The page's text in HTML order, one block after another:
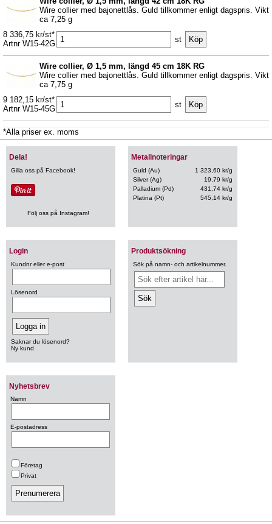
Wire collier med bajonettlås. Guld tillkommer enligt dagspris. Vikt
ca 7,25 g
8 336,75 kr/st*
Artnr W15-42G
st
Wire collier, Ø 1,5 mm, längd 45 cm 18K RG
Wire collier med bajonettlås. Guld tillkommer enligt dagspris. Vikt
ca 7,75 g
9 182,15 kr/st*
Artnr W15-45G
st
*Alla priser ex. moms
Metallnoteringar
Guld (Au)
1 323,60 kr/g
Silver (Ag)
19,79 kr/g
Palladium (Pd)
431,74 kr/g
Platina (Pt)
545,14 kr/g
Login
Kundnr eller e-post
Lösenord
Saknar du lösenord?
Ny kund
Produktsökning
Sök på namn- och artikelnummer.
Nyhetsbrev
Namn
E-postadress
Företag
Privat
Dela!
Gilla oss på Facebook!
Följ oss på Instagram!